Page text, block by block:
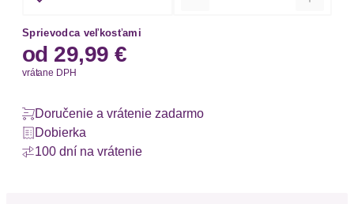
Sprievodca veľkosťami
od 29,99 €
vrátane DPH
Doručenie a vrátenie zadarmo
Dobierka
100 dní na vrátenie